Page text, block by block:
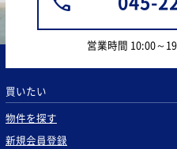
営業時間 10:00～
買いたい
物件を探す
新規会員登録